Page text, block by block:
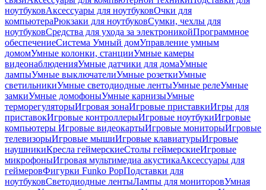
ноутбуковАксессуары для ноутбуковОчки для
компьютераРюкзаки для ноутбуковСумки, чехлы для
ноутбуковСредства для ухода за электроникойПрограммное
обеспечениеСистема Умный домУправление умным
домомУмные колонки, станцииУмные камеры
видеонаблюденияУмные датчики для домаУмные
лампыУмные выключателиУмные розеткиУмные
светильникиУмные светодиодные лентыУмные релеУмные
замкиУмные домофоныУмные карнизыУмные
терморегуляторыИгровая зонаИгровые приставкиИгры для
приставокИгровые контроллерыИгровые ноутбукиИгровые
компьютеры Игровые видеокартыИгровые мониторыИгровые
телевизорыИгровые мышиИгровые клавиатурыИгровые
наушникиКресла геймерскиеСтолы геймерскиеИгровые
микрофоныИгровая мультимедиа акустикаАксессуары для
геймеровФигурки Funko PopПодставки для
ноутбуковСветодиодные лентыЛампы для мониторовУмная